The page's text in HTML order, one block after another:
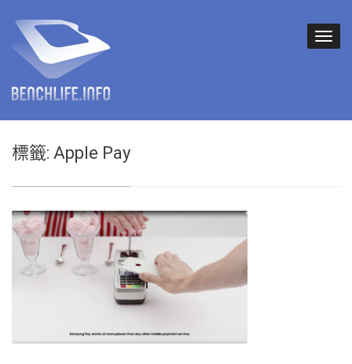
標籤: Apple Pay